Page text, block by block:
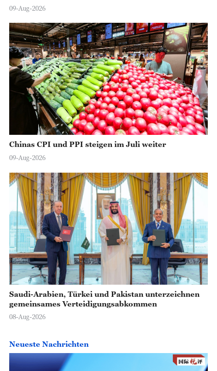
09-Aug-2026
Chinas CPI und PPI steigen im Juli weiter
09-Aug-2026
Saudi-Arabien, Türkei und Pakistan unterzeichnen
gemeinsames Verteidigungsabkommen
08-Aug-2026
Neueste Nachrichten